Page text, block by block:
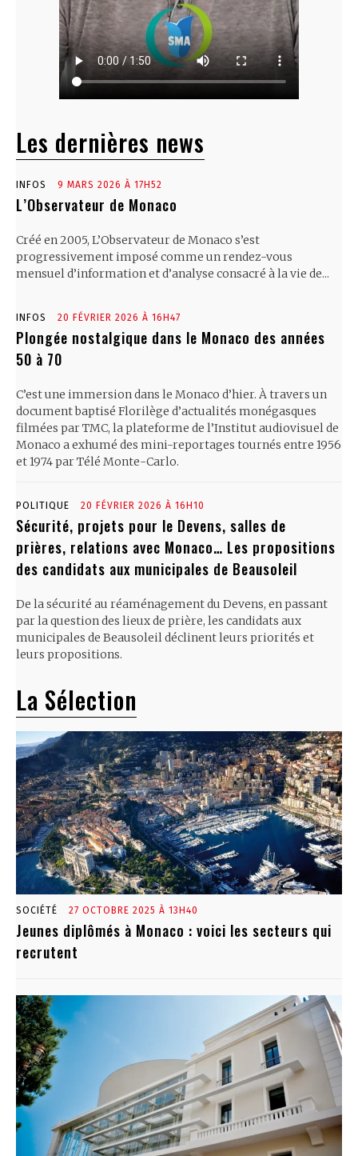
Les dernières news
INFOS 9 MARS 2026 À 17H52
L’Observateur de Monaco
Créé en 2005, L’Observateur de Monaco s’est
progressivement imposé comme un rendez-vous
mensuel d’information et d’analyse consacré à la vie de...
INFOS 20 FÉVRIER 2026 À 16H47
Plongée nostalgique dans le Monaco des années
50 à 70
C’est une immersion dans le Monaco d’hier. À travers un
document baptisé Florilège d’actualités monégasques
filmées par TMC, la plateforme de l’Institut audiovisuel de
Monaco a exhumé des mini-reportages tournés entre 1956
et 1974 par Télé Monte-Carlo.
POLITIQUE 20 FÉVRIER 2026 À 16H10
Sécurité, projets pour le Devens, salles de
prières, relations avec Monaco… Les propositions
des candidats aux municipales de Beausoleil
De la sécurité au réaménagement du Devens, en passant
par la question des lieux de prière, les candidats aux
municipales de Beausoleil déclinent leurs priorités et
leurs propositions.
La Sélection
SOCIÉTÉ 27 OCTOBRE 2025 À 13H40
Jeunes diplômés à Monaco : voici les secteurs qui
recrutent